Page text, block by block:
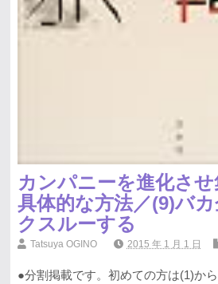
カンパニーを進化させ
具体的な方法／(9)バ
クスルーする
Tatsuya OGINO 2015 年 1 月 1 日
●分割掲載です。初めての方は(1)か